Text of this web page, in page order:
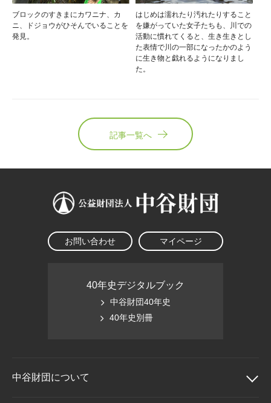
ブロックのすきまにカワニナ、カ
ニ、ドジョウがひそんでいることを
発見。
はじめは濡れたり汚れたりすること
を嫌がっていた女子たちも、川での
活動に慣れてくると、生き生きとし
た表情で川の一部になったかのよう
に生き物と戯れるようになりまし
た。
記事一覧へ
お問い合わせ マイページ
40年史デジタルブック
中谷財団40年史
40年史別冊
中谷財団について